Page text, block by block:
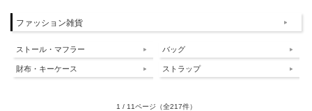
ファッション雑貨
ストール・マフラー
財布・キーケース
バッグ
ストラップ
1 / 11ページ （全217件）